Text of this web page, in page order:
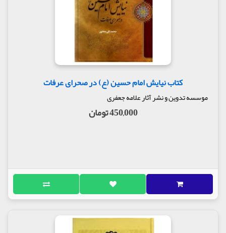
کتاب نیایش امام حسین (ع) در صحرای عرفات
موسسه تدوین و نشر آثار علامه جعفری
450,000 تومان